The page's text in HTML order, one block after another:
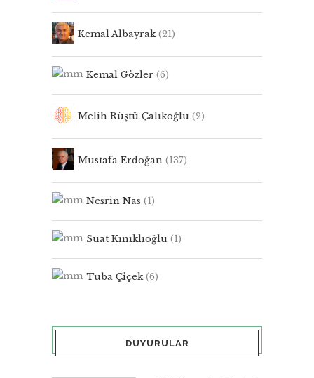
Kemal Albayrak(21)
Kemal Gözler (6)
Melih Rüştü Çalıkoğlu (2)
Mustafa Erdoğan (137)
Nesrin Nas (1)
Suat Kınıklıoğlu (1)
Tuba Çiçek(6)
DUYURULAR